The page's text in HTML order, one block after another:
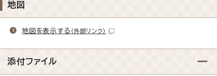
地図
地図を表示する （外部リンク）
添付ファイル